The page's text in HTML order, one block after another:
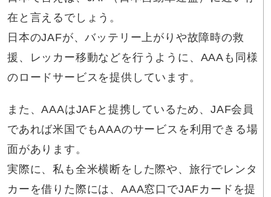
在と言えるでしょう。
日本のJAFが、バッテリー上がりや故障時の救
援、レッカー移動などを行うように、AAAも同様
のロードサービスを提供しています。
また、AAAはJAFと提携しているため、JAF会員
であれば米国でもAAAのサービスを利用できる場
面があります。
実際に、私も全米横断をした際や、旅行でレンタ
カーを借りた際には、AAA窓口でJAFカードを提